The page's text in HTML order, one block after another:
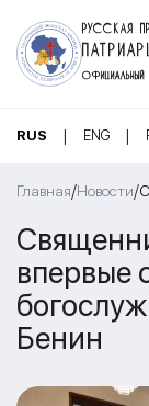
РУССКАЯ
ОФИЦИАЛЬНЫЙ
RUS | ENG |
Главная/Новости/
впервые
Бенин